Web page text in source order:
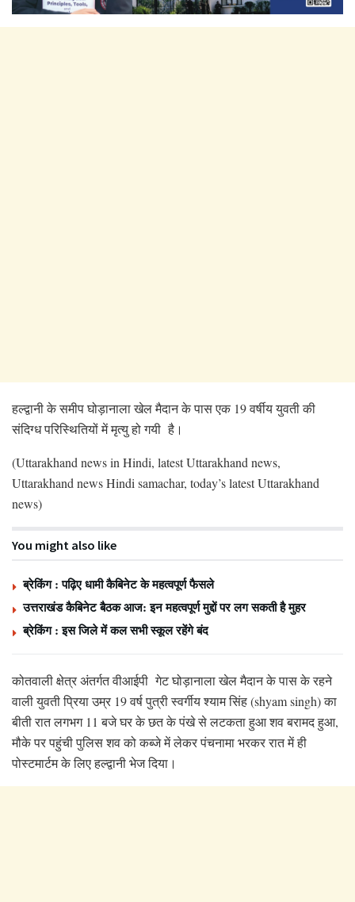
हल्द्वानी के समीप घोड़ानाला खेल मैदान के पास एक 19 वर्षीय युवती की
संदिग्ध परिस्थितियों में मृत्यु हो गयी है।
(Uttarakhand news in Hindi, latest Uttarakhand news,
Uttarakhand news Hindi samachar, today’s latest Uttarakhand
news)
You might also like
ब्रेकिंग : पढ़िए धामी कैबिनेट के महत्वपूर्ण फैसले
उत्तराखंड कैबिनेट बैठक आज: इन महत्वपूर्ण मुद्दों पर लग सकती है मुहर
ब्रेकिंग : इस जिले में कल सभी स्कूल रहेंगे बंद
कोतवाली क्षेत्र अंतर्गत वीआईपी गेट घोड़ानाला खेल मैदान के पास के रहने
वाली युवती प्रिया उम्र 19 वर्ष पुत्री स्वर्गीय श्याम सिंह (shyam singh) का
बीती रात लगभग 11 बजे घर के छत के पंखे से लटकता हुआ शव बरामद हुआ,
मौके पर पहुंची पुलिस शव को कब्जे में लेकर पंचनामा भरकर रात में ही
पोस्टमार्टम के लिए हल्द्वानी भेज दिया।